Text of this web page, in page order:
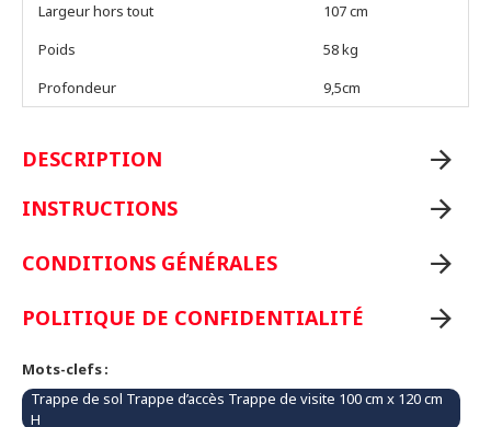
Largeur hors tout
107 cm
Poids
58 kg
Profondeur
9,5cm
DESCRIPTION
INSTRUCTIONS
CONDITIONS GÉNÉRALES
POLITIQUE DE CONFIDENTIALITÉ
Mots-clefs :
Trappe de sol Trappe d’accès Trappe de visite 100 cm x 120 cm
H